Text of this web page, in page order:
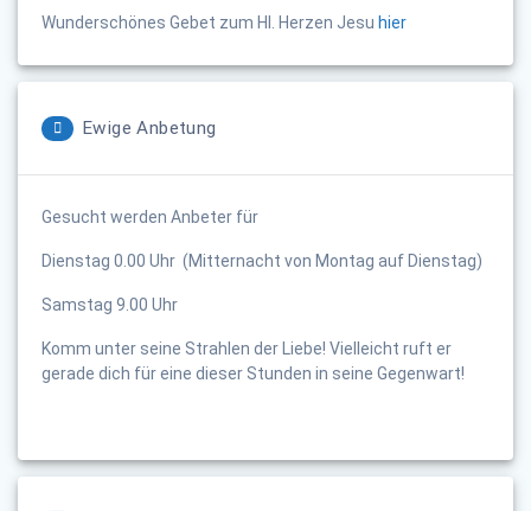
Wunderschönes Gebet zum Hl. Herzen Jesu hier
Ewige Anbetung
Gesucht werden Anbeter für
Dienstag 0.00 Uhr (Mitternacht von Montag auf Dienstag)
Samstag 9.00 Uhr
Komm unter seine Strahlen der Liebe! Vielleicht ruft er
gerade dich für eine dieser Stunden in seine Gegenwart!